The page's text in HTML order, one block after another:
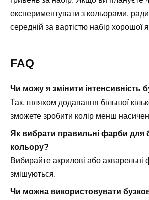
експериментувати з кольорами,
середній за вартістю набір хорошої
FAQ
Чи можу я змінити інтенсивність
Так, шляхом додавання більшої
зможете зробити колір менш
Як вибрати правильні фарби для
кольору?
Вибирайте акрилові або акварельні
змішуються.
Чи можна використовувати